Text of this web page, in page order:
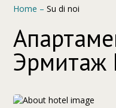
Home –Su di noi
Эрмитаж